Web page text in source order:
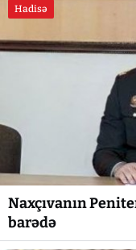
Hadisə
Naxçıvanın
barədə